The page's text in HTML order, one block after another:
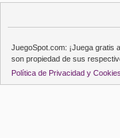
JuegoSpot.com: ¡Juega gratis
son propiedad de sus
Política de Privacidad y